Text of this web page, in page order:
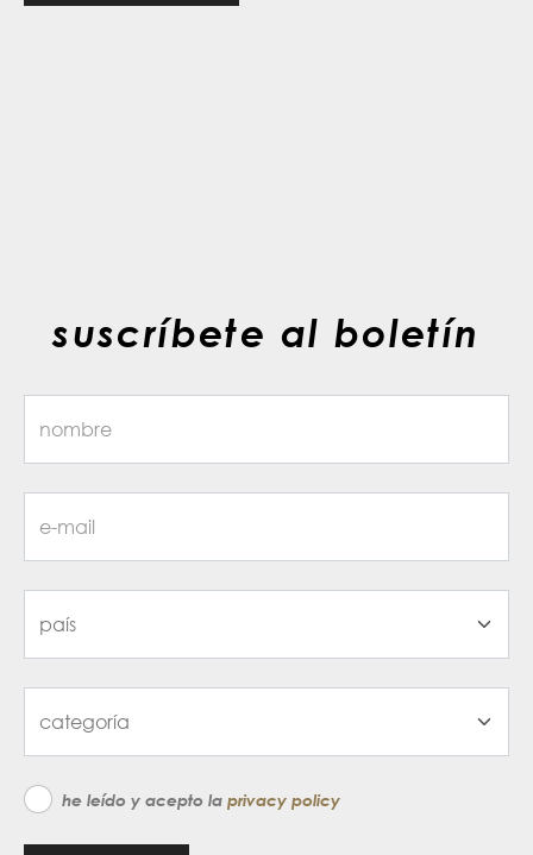
suscríbete al boletín
he leído y acepto la privacy policy